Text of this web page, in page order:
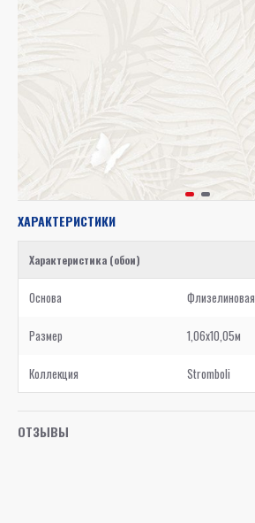
ХАРАКТЕРИСТИКИ
Характеристика (обои)
Основа Флизелиновая
Размер 1,06x10,05м
Коллекция Stromboli
ОТЗЫВЫ